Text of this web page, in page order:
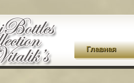
Главная